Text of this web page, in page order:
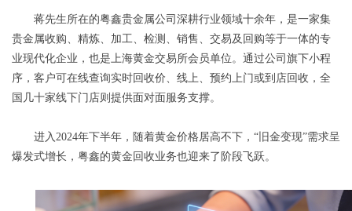
蒋先生所在的粤鑫贵金属公司深耕行业领域十余年，是一家集
贵金属收购、精炼、加工、检测、销售、交易及回购等于一体的专
业现代化企业，也是上海黄金交易所会员单位。通过公司旗下小程
序，客户可在线查询实时回收价、线上、预约上门或到店回收，全
国几十家线下门店则提供面对面服务支撑。
进入2024年下半年，随着黄金价格居高不下，“旧金变现”需求呈
爆发式增长，粤鑫的黄金回收业务也迎来了阶段飞跃。